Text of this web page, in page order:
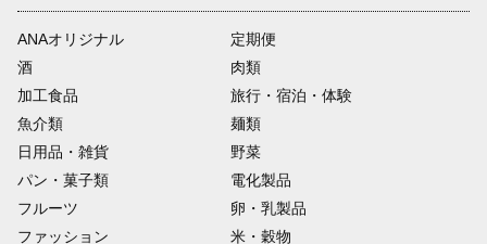
ANAオリジナル
定期便
酒
肉類
加工食品
旅行・宿泊・体験
魚介類
麺類
日用品・雑貨
野菜
パン・菓子類
電化製品
フルーツ
卵・乳製品
ファッション
米・穀物